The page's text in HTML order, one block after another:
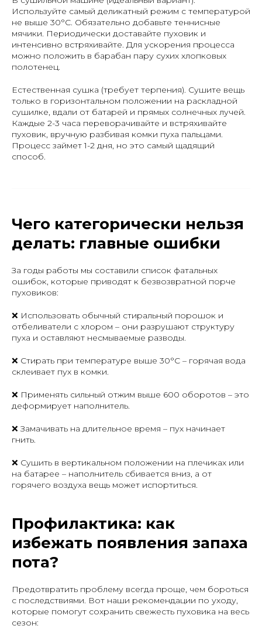
Используйте самый деликатный режим с температурой
не выше 30°C. Обязательно добавьте теннисные
мячики. Периодически доставайте пуховик и
интенсивно встряхивайте. Для ускорения процесса
можно положить в барабан пару сухих хлопковых
полотенец.
Естественная сушка (требует терпения). Сушите вещь
только в горизонтальном положении на раскладной
сушилке, вдали от батарей и прямых солнечных лучей.
Каждые 2-3 часа переворачивайте и встряхивайте
пуховик, вручную разбивая комки пуха пальцами.
Процесс займет 1-2 дня, но это самый щадящий
способ.
Чего категорически нельзя
делать: главные ошибки
За годы работы мы составили список фатальных
ошибок, которые приводят к безвозвратной порче
пуховиков:
❌ Использовать обычный стиральный порошок и
отбеливатели с хлором – они разрушают структуру
пуха и оставляют несмываемые разводы.
❌ Стирать при температуре выше 30°C – горячая вода
склеивает пух в комки.
❌ Применять сильный отжим выше 600 оборотов – это
деформирует наполнитель.
❌ Замачивать на длительное время – пух начинает
гнить.
❌ Сушить в вертикальном положении на плечиках или
на батарее – наполнитель сбивается вниз, а от
горячего воздуха вещь может испортиться.
Профилактика: как
избежать появления запаха
пота?
Предотвратить проблему всегда проще, чем бороться
с последствиями. Вот наши рекомендации по уходу,
которые помогут сохранить свежесть пуховика на весь
сезон: